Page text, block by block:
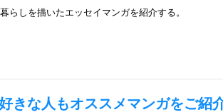
らしを描いたエッセイマンガを紹介する。
きな人もオススメマンガをご紹